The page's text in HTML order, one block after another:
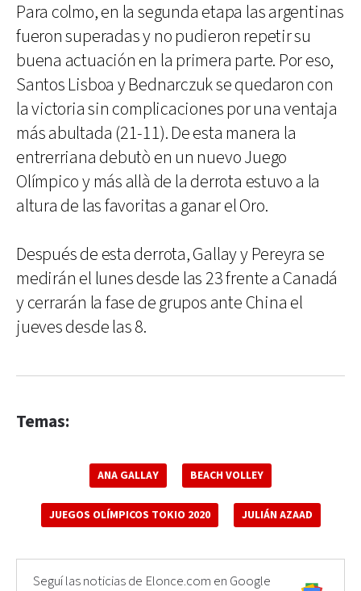
Para colmo, en la segunda etapa las argentinas
fueron superadas y no pudieron repetir su
buena actuación en la primera parte. Por eso,
Santos Lisboa y Bednarczuk se quedaron con
la victoria sin complicaciones por una ventaja
más abultada (21-11). De esta manera la
entrerriana debutò en un nuevo Juego
Olímpico y más allà de la derrota estuvo a la
altura de las favoritas a ganar el Oro.
Después de esta derrota, Gallay y Pereyra se
medirán el lunes desde las 23 frente a Canadá
y cerrarán la fase de grupos ante China el
jueves desde las 8.
Temas:
ANA GALLAY BEACH VOLLEY
JUEGOS OLÍMPICOS TOKIO 2020 JULIÁN AZAAD
Seguí las noticias de Elonce.com en Google